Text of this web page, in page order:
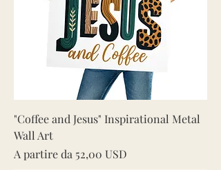
"Coffee and Jesus" Inspirational Metal
Wall Art
A partire da 52,00 USD
Prezzo scontato